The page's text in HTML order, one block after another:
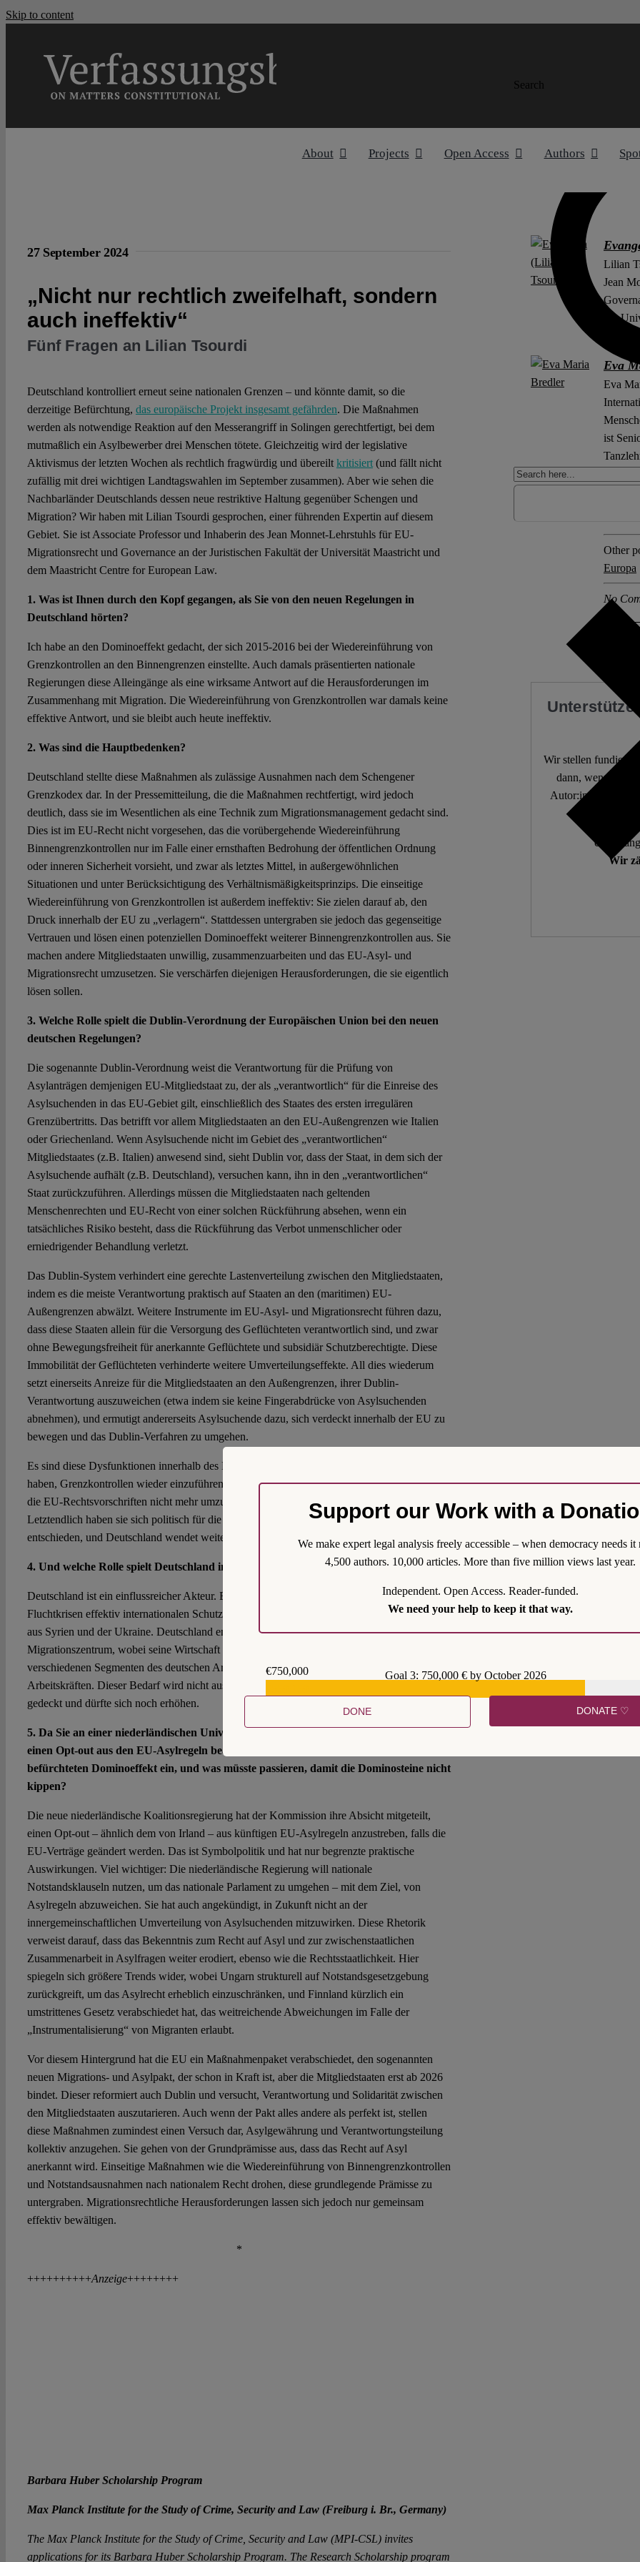
Skip to content
Search
About Projects Open Access Authors
27 September 2024
„Nicht nur rechtlich zweifelhaft, sondern
auch ineffektiv“
Fünf Fragen an Lilian Tsourdi
Deutschland kontrolliert erneut seine nationalen Grenzen – und könnte damit, so die
derzeitige Befürchtung, das europäische Projekt insgesamt gefährden. Die Maßnahmen
werden als notwendige Reaktion auf den Messerangriff in Solingen gerechtfertigt, bei dem
mutmaßlich ein Asylbewerber drei Menschen tötete. Gleichzeitig wird der legislative
Aktivismus der letzten Wochen als rechtlich fragwürdig und übereiltkritisiert(und fällt nicht
zufällig mit drei wichtigen Landtagswahlen im September zusammen). Aber wie sehen die
Nachbarländer Deutschlands dessen neue restriktive Haltung gegenüber Schengen und
Migration? Wir haben mit Lilian Tsourdi gesprochen, einer führenden Expertin auf diesem
Gebiet. Sie ist Associate Professor und Inhaberin des Jean Monnet-Lehrstuhls für EU-
Migrationsrecht und Governance an der Juristischen Fakultät der Universität Maastricht und
dem Maastricht Centre for European Law.
1. Was ist Ihnen durch den Kopf gegangen, als Sie von den neuen Regelungen in
Deutschland hörten?
Ich habe an den Dominoeffekt gedacht, der sich 2015-2016 bei der Wiedereinführung von
Grenzkontrollen an den Binnengrenzen einstellte. Auch damals präsentierten nationale
Regierungen diese Alleingänge als eine wirksame Antwort auf die Herausforderungen im
Zusammenhang mit Migration. Die Wiedereinführung von Grenzkontrollen war damals keine
effektive Antwort, und sie bleibt auch heute ineffektiv.
2. Was sind die Hauptbedenken?
Deutschland stellte diese Maßnahmen als zulässige Ausnahmen nach dem Schengener
Grenzkodex dar. In der Pressemitteilung, die die Maßnahmen rechtfertigt, wird jedoch
deutlich, dass sie im Wesentlichen als eine Technik zum Migrationsmanagement gedacht sind.
Dies ist im EU-Recht nicht vorgesehen, das die vorübergehende Wiedereinführung
Binnengrenzkontrollen nur im Falle einer ernsthaften Bedrohung der öffentlichen Ordnung
oder inneren Sicherheit vorsieht, und zwar als letztes Mittel, in außergewöhnlichen
Situationen und unter Berücksichtigung des Verhältnismäßigkeitsprinzips. Die einseitige
Wiedereinführung von Grenzkontrollen ist außerdem ineffektiv: Sie zielen darauf ab, den
Druck innerhalb der EU zu „verlagern“. Stattdessen untergraben sie jedoch das gegenseitige
Vertrauen und lösen einen potenziellen Dominoeffekt weiterer Binnengrenzkontrollen aus. Sie
machen andere Mitgliedstaaten unwillig, zusammenzuarbeiten und das EU-Asyl- und
Migrationsrecht umzusetzen. Sie verschärfen diejenigen Herausforderungen, die sie eigentlich
lösen sollen.
3. Welche Rolle spielt die Dublin-Verordnung der Europäischen Union bei den neuen
deutschen Regelungen?
Die sogenannte Dublin-Verordnung weist die Verantwortung für die Prüfung von
Asylanträgen demjenigen EU-Mitgliedstaat zu, der als „verantwortlich“ für die Einreise des
Asylsuchenden in das EU-Gebiet gilt, einschließlich des Staates des ersten irregulären
Grenzübertritts. Das betrifft vor allem Mitgliedstaaten an den EU-Außengrenzen wie Italien
oder Griechenland. Wenn Asylsuchende nicht im Gebiet des „verantwortlichen“
Mitgliedstaates (z.B. Italien) anwesend sind, sieht Dublin vor, dass der Staat, in dem sich der
Asylsuchende aufhält (z.B. Deutschland), versuchen kann, ihn in den „verantwortlichen“
Staat zurückzuführen. Allerdings müssen die Mitgliedstaaten nach geltenden
Menschenrechten und EU-Recht von einer solchen Rückführung absehen, wenn ein
tatsächliches Risiko besteht, dass die Rückführung das Verbot unmenschlicher oder
erniedrigender Behandlung verletzt.
Das Dublin-System verhindert eine gerechte Lastenverteilung zwischen den Mitgliedstaaten,
indem es die meiste Verantwortung praktisch auf Staaten an den (maritimen) EU-
Außengrenzen abwälzt. Weitere Instrumente im EU-Asyl- und Migrationsrecht führen dazu,
dass diese Staaten allein für die Versorgung des Geflüchteten verantwortlich sind, und zwar
ohne Bewegungsfreiheit für anerkannte Geflüchtete und subsidiär Schutzberechtigte. Diese
Immobilität der Geflüchteten verhinderte weitere Umverteilungseffekte. All dies wiederum
setzt einerseits Anreize für die Mitgliedstaaten an den Außengrenzen, ihrer Dublin-
Verantwortung auszuweichen (etwa indem sie keine Fingerabdrücke von Asylsuchenden
abnehmen), und ermutigt andererseits Asylsuchende dazu, sich verdeckt innerhalb der EU zu
bewegen und das Dublin-Verfahren zu umgehen.
Es sind diese Dysfunktionen innerhalb des Dublin-Systems, die Deutschland dazu veranlasst
haben, Grenzkontrollen wieder einzuführen. Nach Solingen erwogen Politiker:innen sogar,
die EU-Rechtsvorschriften nicht mehr umzusetzen und Dublin vollständig zu umgehen.
Letztendlich haben sie sich politisch für die Wiedereinführung von Binnengrenzkontrollen
entschieden, und Deutschland wendet weiterhin das EU-Asylrecht und Dublin an.
4. Und welche Rolle spielt Deutschland in der EU-Migrationspolitik?
Deutschland ist ein einflussreicher Akteur. Es hat ein ausgereiftes Asylsystem und in jüngsten
Fluchtkrisen effektiv internationalen Schutz gewährt, etwa bei den gewaltsam Vertriebenen
aus Syrien und der Ukraine. Deutschland entwickelt sich auch zu einem globalen
Migrationszentrum, wobei seine Wirtschaft stark von Migration profitiert. Objektiv besteht in
verschiedenen Segmenten des deutschen Arbeitsmarktes ein erheblicher Bedarf an
Arbeitskräften. Dieser Bedarf wird nicht ausschließlich durch die nationale Arbeitskraft
gedeckt und dürfte sich noch erhöhen.
5. Da Sie an einer niederländischen Universität arbeiten: Die Niederlande haben gerade
einen Opt-out aus den EU-Asylregeln beantragt. Wie realistisch schätzen Sie den
befürchteten Dominoeffekt ein, und was müsste passieren, damit die Dominosteine nicht
kippen?
Die neue niederländische Koalitionsregierung hat der Kommission ihre Absicht mitgeteilt,
einen Opt-out – ähnlich dem von Irland – aus künftigen EU-Asylregeln anzustreben, falls die
EU-Verträge geändert werden. Das ist Symbolpolitik und hat nur begrenzte praktische
Auswirkungen. Viel wichtiger: Die niederländische Regierung will nationale
Notstandsklauseln nutzen, um das nationale Parlament zu umgehen – mit dem Ziel, von
Asylregeln abzuweichen. Sie hat auch angekündigt, in Zukunft nicht an der
innergemeinschaftlichen Umverteilung von Asylsuchenden mitzuwirken. Diese Rhetorik
verweist darauf, dass das Bekenntnis zum Recht auf Asyl und zur zwischenstaatlichen
Zusammenarbeit in Asylfragen weiter erodiert, ebenso wie die Rechtsstaatlichkeit. Hier
spiegeln sich größere Trends wider, wobei Ungarn strukturell auf Notstandsgesetzgebung
zurückgreift, um das Asylrecht erheblich einzuschränken, und Finnland kürzlich ein
umstrittenes Gesetz verabschiedet hat, das weitreichende Abweichungen im Falle der
„Instrumentalisierung“ von Migranten erlaubt.
Vor diesem Hintergrund hat die EU ein Maßnahmenpaket verabschiedet, den sogenannten
neuen Migrations- und Asylpakt, der schon in Kraft ist, aber die Mitgliedstaaten erst ab 2026
bindet. Dieser reformiert auch Dublin und versucht, Verantwortung und Solidarität zwischen
den Mitgliedstaaten auszutarieren. Auch wenn der Pakt alles andere als perfekt ist, stellen
diese Maßnahmen zumindest einen Versuch dar, Asylgewährung und Verantwortungsteilung
kollektiv anzugehen. Sie gehen von der Grundprämisse aus, dass das Recht auf Asyl
anerkannt wird. Einseitige Maßnahmen wie die Wiedereinführung von Binnengrenzkontrollen
und Notstandsausnahmen nach nationalem Recht drohen, diese grundlegende Prämisse zu
untergraben. Migrationsrechtliche Herausforderungen lassen sich jedoch nur gemeinsam
effektiv bewältigen.
*
++++++++++Anzeige++++++++
Barbara Huber Scholarship Program
Max Planck Institute for the Study of Crime, Security and Law (Freiburg i. Br., Germany)
The Max Planck Institute for the Study of Crime, Security and Law (MPI-CSL) invites
applications for its Barbara Huber Scholarship Program. The Research Scholarship program
Lilian
Jean
der
Eva
Eva
ist
Other
Europa
No
Wir stellen fundierte
dann, wenn die
Autor:innen.
Wir
Support our Work with a
We make expert legal analysis freely accessible – when democracy needs it
4,500 authors. 10,000 articles. More than five million views last year.
Independent. Open Access. Reader-funded.
We need your help to keep it that way.
€750,000
Goal 3: 750,000 € by October 2026
DONE DONATE ♡